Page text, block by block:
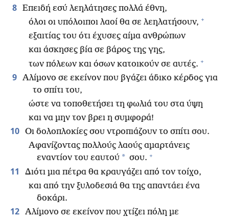
8 Επειδή εσύ λεηλάτησες πολλά έθνη,
όλοι οι υπόλοιποι λαοί θα σε λεηλατήσουν, +
εξαιτίας του ότι έχυσες αίμα ανθρώπων
και άσκησες βία σε βάρος της γης,
των πόλεων και όσων κατοικούν σε αυτές. +
9 Αλίμονο σε εκείνον που βγάζει άδικο κέρδος για
το σπίτι του,
ώστε να τοποθετήσει τη φωλιά του στα ύψη
και να μην τον βρει η συμφορά!
10 Οι δολοπλοκίες σου ντροπιάζουν το σπίτι σου.
Αφανίζοντας πολλούς λαούς αμαρτάνεις
εναντίον του εαυτού * σου. +
11
Διότι μια πέτρα θα κραυγάζει από τον τοίχο,
και από την ξυλοδεσιά θα της απαντάει ένα
δοκάρι.
12 Αλίμονο σε εκείνον που χτίζει πόλη με